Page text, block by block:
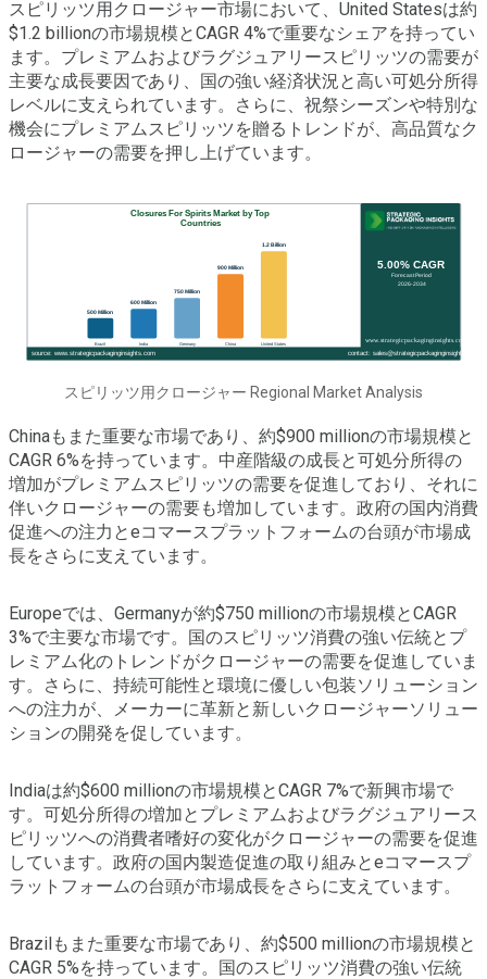
スピリッツ用クロージャー市場において、United Statesは約
$1.2 billionの市場規模とCAGR 4%で重要なシェアを持ってい
ます。プレミアムおよびラグジュアリースピリッツの需要が
主要な成長要因であり、国の強い経済状況と高い可処分所得
レベルに支えられています。さらに、祝祭シーズンや特別な
機会にプレミアムスピリッツを贈るトレンドが、高品質なク
ロージャーの需要を押し上げています。
スピリッツ用クロージャー Regional Market Analysis
Chinaもまた重要な市場であり、約$900 millionの市場規模と
CAGR 6%を持っています。中産階級の成長と可処分所得の
増加がプレミアムスピリッツの需要を促進しており、それに
伴いクロージャーの需要も増加しています。政府の国内消費
促進への注力とeコマースプラットフォームの台頭が市場成
長をさらに支えています。
Europeでは、Germanyが約$750 millionの市場規模とCAGR
3%で主要な市場です。国のスピリッツ消費の強い伝統とプ
レミアム化のトレンドがクロージャーの需要を促進していま
す。さらに、持続可能性と環境に優しい包装ソリューション
への注力が、メーカーに革新と新しいクロージャーソリュー
ションの開発を促しています。
Indiaは約$600 millionの市場規模とCAGR 7%で新興市場で
す。可処分所得の増加とプレミアムおよびラグジュアリース
ピリッツへの消費者嗜好の変化がクロージャーの需要を促進
しています。政府の国内製造促進の取り組みとeコマースプ
ラットフォームの台頭が市場成長をさらに支えています。
Brazilもまた重要な市場であり、約$500 millionの市場規模と
CAGR 5%を持っています。国のスピリッツ消費の強い伝統